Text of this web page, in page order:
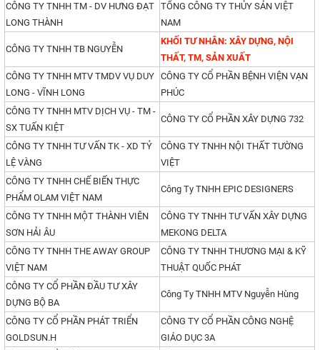
CÔNG TY TNHH TM - DV HƯNG ĐẠT
LONG THÀNH
TỔNG CÔNG TY THỦY SẢN VIỆT
NAM
CÔNG TY TNHH TB NGUYỄN
KHỐI TƯ NHÂN: XÂY DỰNG, NỘI
THẤT, TM, SẢN XUẤT
CÔNG TY TNHH MTV TMDV VỤ DUY
LONG - VĨNH LONG
CÔNG TY CỔ PHẦN BỆNH VIỆN VẠN
PHÚC
CÔNG TY TNHH MTV DỊCH VỤ - TM -
SX TUẤN KIỆT
CÔNG TY CỔ PHẦN XÂY DỰNG 732
CÔNG TY TNHH TƯ VẤN TK - XD TỶ
LỆ VÀNG
CÔNG TY TNHH NỘI THẤT TƯỜNG
VIỆT
CÔNG TY TNHH CHẾ BIẾN THỰC
PHẨM OLAM VIỆT NAM
Công Ty TNHH EPIC DESIGNERS
CÔNG TY TNHH MỘT THÀNH VIÊN
SƠN HẢI ÂU
CÔNG TY TNHH TƯ VẤN XÂY DỰNG
MEKONG DELTA
CÔNG TY TNHH THE AWAY GROUP
VIỆT NAM
CÔNG TY TNHH THƯƠNG MẠI & KỸ
THUẬT QUỐC PHÁT
CÔNG TY CỔ PHẦN ĐẦU TƯ XÂY
DỰNG BỘ BA
Công Ty TNHH MTV Nguyễn Hùng
CÔNG TY CỔ PHẦN PHÁT TRIỂN
GOLDSUN.H
CÔNG TY CỔ PHẦN CÔNG NGHỆ
GIÁO DỤC 3A